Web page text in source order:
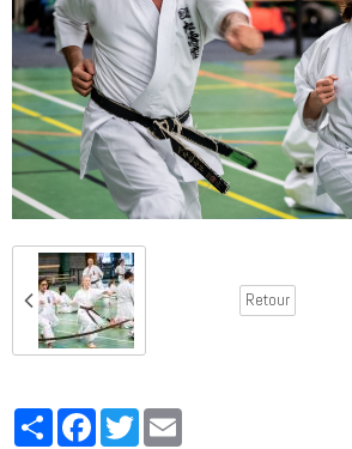
Retour
PartagerFacebookTwitter